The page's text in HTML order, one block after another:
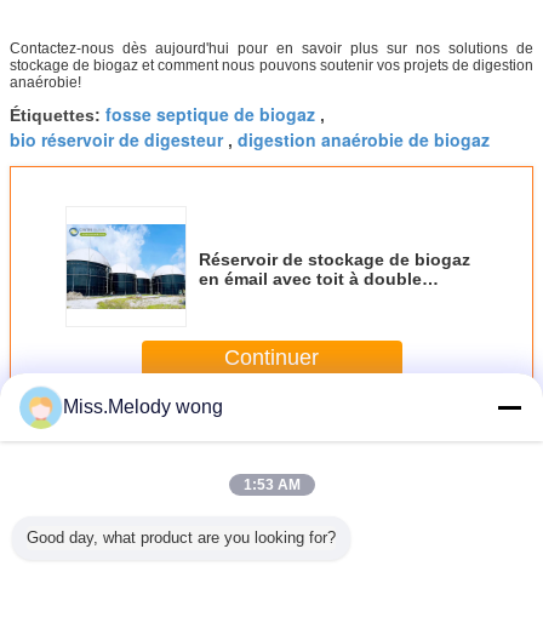
Contactez-nous dès aujourd'hui pour en savoir plus sur nos solutions de
stockage de biogaz et comment nous pouvons soutenir vos projets de digestion
anaérobie!
Étiquettes: fosse septique de biogaz ,
bio réservoir de digesteur, digestion anaérobie de biogaz
Réservoir de stockage de biogaz
en émail avec toit à double
Continuer
PlusCuve de stockage de biogaz
Miss.Melody wong
1:53 AM
Good day, what product are you looking for?